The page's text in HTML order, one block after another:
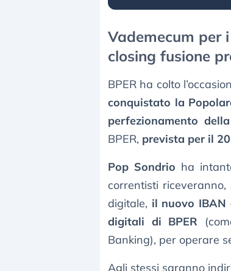
Vademecum per
closing fusione
BPER ha colto
conquistato la
perfezionamento
BPER, prevista per il
Pop Sondrio ha
correntisti
digitale, il nuovo
digitali di BPER
Banking), per operare
Agli stessi saranno